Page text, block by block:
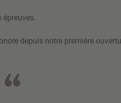
épreuves.
depuis notre première